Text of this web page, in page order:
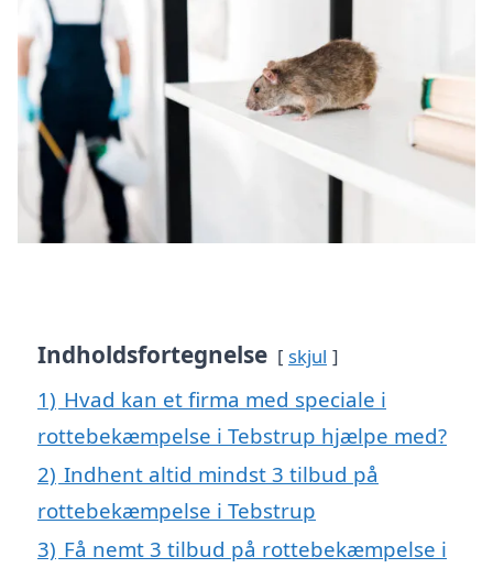
Indholdsfortegnelse skjul
1) Hvad kan et firma med speciale i
rottebekæmpelse i Tebstrup hjælpe med?
2) Indhent altid mindst 3 tilbud på
rottebekæmpelse i Tebstrup
3) Få nemt 3 tilbud på rottebekæmpelse i